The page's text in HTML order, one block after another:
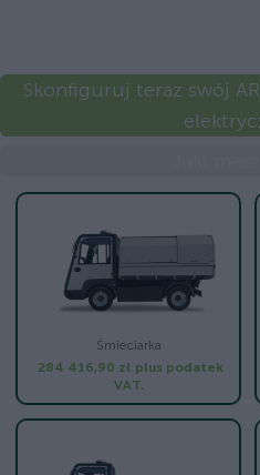
Skonfiguruj teraz swój
Śmieciarka
284 416,90 zł plus podatek
VAT.